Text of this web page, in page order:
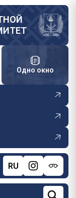
Одно окно
RU